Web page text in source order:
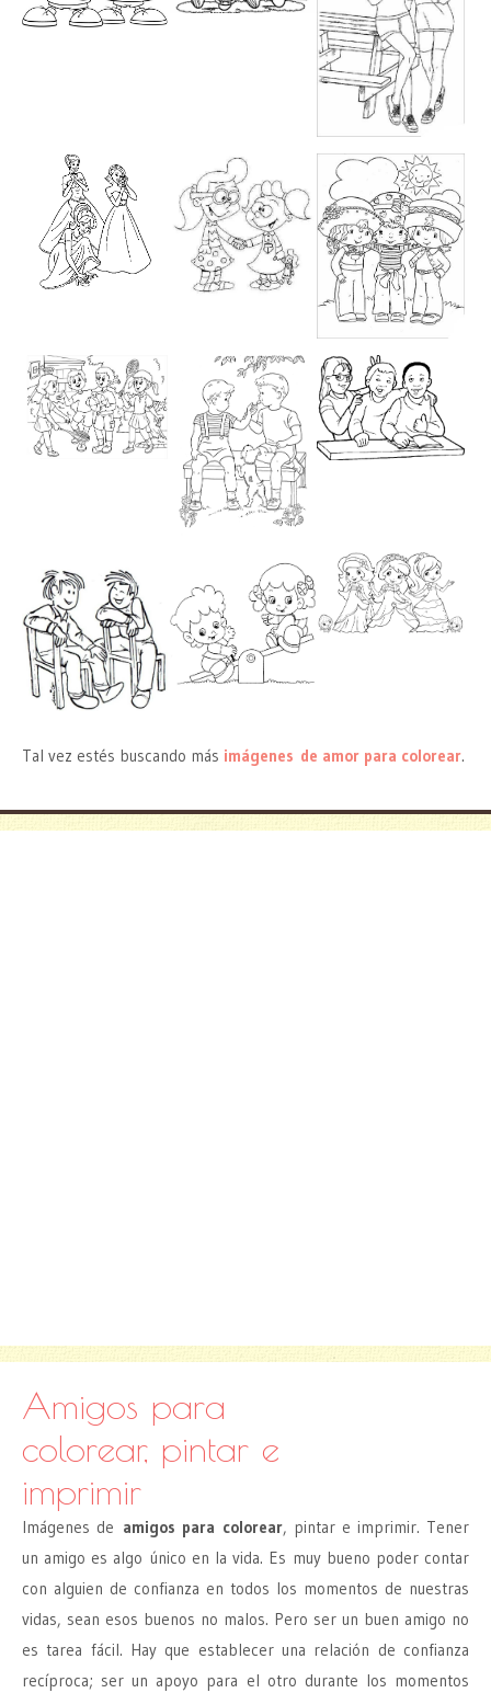
Tal vez estés buscando más imágenes de amor para colorear.
Amigos para
colorear, pintar e
imprimir
Imágenes de amigos para colorear, pintar e imprimir. Tener
un amigo es algo único en la vida. Es muy bueno poder contar
con alguien de confianza en todos los momentos de nuestras
vidas, sean esos buenos no malos. Pero ser un buen amigo no
es tarea fácil. Hay que establecer una relación de confianza
recíproca; ser un apoyo para el otro durante los momentos